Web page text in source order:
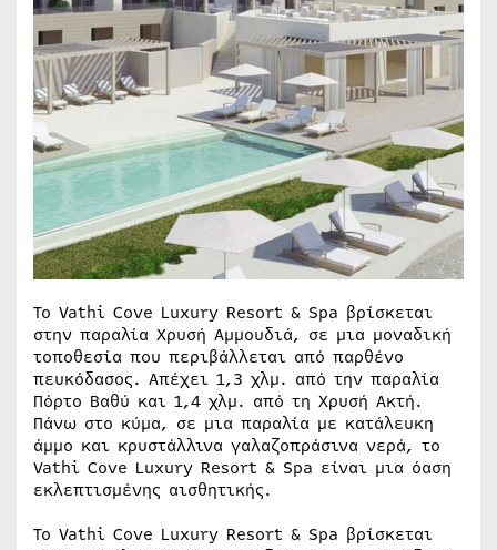
Το Vathi Cove Luxury Resort & Spa βρίσκεται
στην παραλία Χρυσή Αμμουδιά, σε μια μοναδική
τοποθεσία που περιβάλλεται από παρθένο
πευκόδασος. Απέχει 1,3 χλμ. από την παραλία
Πόρτο Βαθύ και 1,4 χλμ. από τη Χρυσή Ακτή.
Πάνω στο κύμα, σε μια παραλία με κατάλευκη
άμμο και κρυστάλλινα γαλαζοπράσινα νερά, τo
Vathi Cove Luxury Resort & Spa είναι μια όαση
εκλεπτισμένης αισθητικής.
Το Vathi Cove Luxury Resort & Spa βρίσκεται